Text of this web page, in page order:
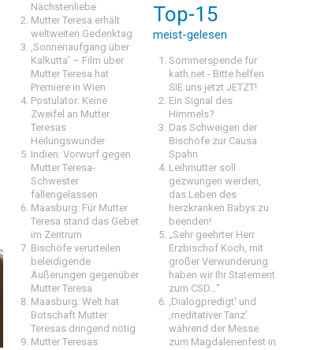
Nächstenliebe
Mutter Teresa erhält
weltweiten Gedenktag
‚Sonnenaufgang über
Kalkutta’ – Film über
Mutter Teresa hat
Premiere in Wien
Postulator: Keine
Zweifel an Mutter
Teresas
Heilungswunder
Indien: Vorwurf gegen
Mutter Teresa-
Schwester
fallengelassen
Maasburg: Für Mutter
Teresa stand das Gebet
im Zentrum
Bischöfe verurteilen
beleidigende
Äußerungen gegenüber
Mutter Teresa
Maasburg: Welt hat
Botschaft Mutter
Teresas dringend nötig
Mutter Teresas
Top-15
meist-gelesen
Sommerspende für
kath.net - Bitte helfen
SIE uns jetzt JETZT!
Ein Signal des
Himmels?
Das Schweigen der
Bischöfe zur Causa
Spahn
Leihmutter soll
gezwungen werden,
das Leben des
herzkranken Babys zu
beenden!
„Sehr geehrter Herr
Erzbischof Koch, mit
großer Verwunderung
haben wir Ihr Statement
zum CSD…“
‚Dialogpredigt‘ und
‚meditativer Tanz’
während der Messe
zum Magdalenenfest in